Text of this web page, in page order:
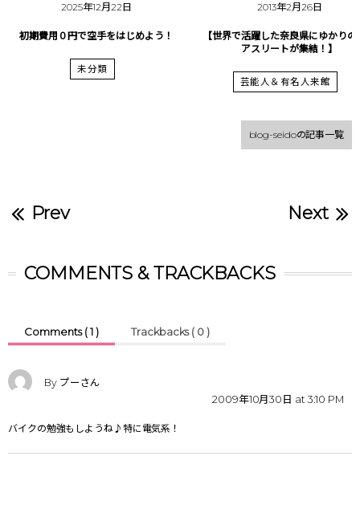
2025年12月22日
初期費用０円で空手をはじめよう！
未分類
2013年2月26日
【世界で活躍した奈良県にゆかりの
アスリートが集結！】
芸能人＆有名人来館
blog-seidoの記事一覧
Prev Next
COMMENTS & TRACKBACKS
Comments ( 1 ) Trackbacks ( 0 )
By プーさん
2009年10月30日 at 3:10 PM
バイクの勉強もしようね♪特に電気系！